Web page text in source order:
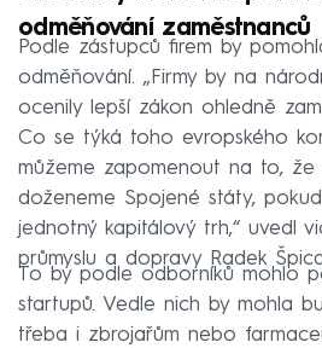
odměňování zaměstnanců
Podle zástupců firem by
odměňování. „Firmy by na
ocenily lepší zákon ohledně
Co se týká toho evropského
můžeme zapomenout na to, že
doženeme Spojené státy,
jednotný kapitálový trh,“ uvedl
průmyslu a dopravy Radek
To by podle odborníků mohlo
startupů. Vedle nich by mohla
třeba i zbrojařům nebo